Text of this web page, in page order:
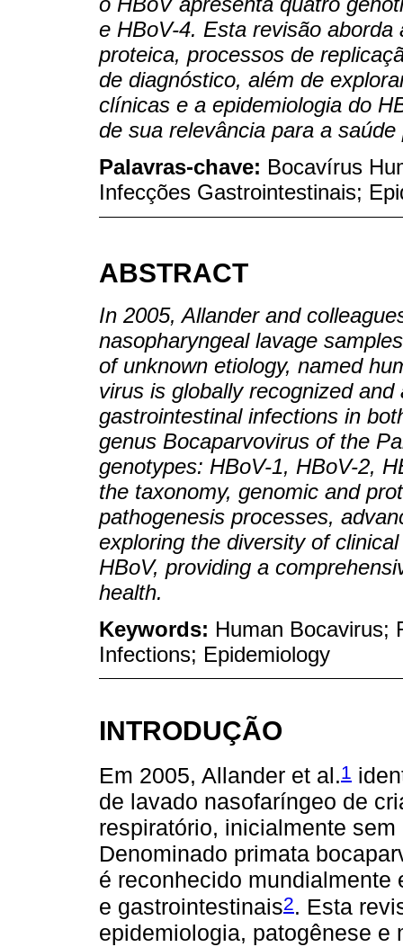
e HBoV-4. Esta revisão
proteica, processos de
de diagnóstico, além de
clínicas e a epidemiologia do
de sua relevância para a saúde
Palavras-chave: Bocavírus
Infecções Gastrointestinais;
ABSTRACT
In 2005, Allander and
nasopharyngeal lavage
of unknown etiology, named
virus is globally recognized
gastrointestinal infections in
genus Bocaparvovirus of the
genotypes: HBoV-1, HBoV-2,
the taxonomy, genomic and
pathogenesis processes,
exploring the diversity of
HBoV, providing a
health.
Keywords: Human Bocavirus;
Infections; Epidemiology
INTRODUÇÃO
Em 2005, Allander et al.1
de lavado nasofaríngeo de
respiratório, inicialmente
Denominado primata
é reconhecido
e gastrointestinais2. Esta
epidemiologia, patogênese e